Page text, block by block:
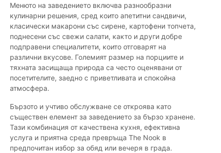
Менюто на заведението включва разнообразни
кулинарни решения, сред които апетитни сандвичи,
класически макарони със сирене, картофени топчета,
поднесени със свежи салати, както и други добре
подправени специалитети, които отговарят на
различни вкусове. Големият размер на порциите и
тяхната засищаща природа са често оценявани от
посетителите, заедно с приветливата и спокойна
атмосфера.
Бързото и учтиво обслужване се откроява като
съществен елемент за заведението за бързо хранене.
Тази комбинация от качествена кухня, ефективна
услуга и приятна среда превръща The Nook в
предпочитан избор за обяд или вечеря в града.